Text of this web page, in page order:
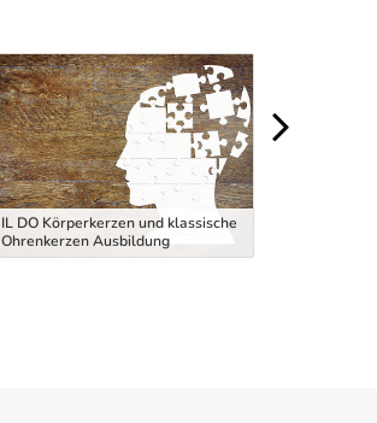
IL DO Körperkerzen und klassische
Ohrenkerzen Ausbildung